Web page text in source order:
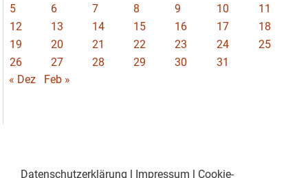
5
6 7 8 9 10
11
12
13 14 15 16 17
18
19
20 21 22 23 24
25
26
27 28 29 30
31
« Dez
Feb »
Datenschutzerklärung | Impressum | Cookie-